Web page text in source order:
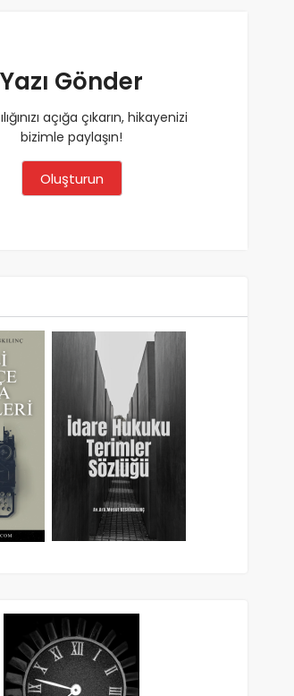
Yazı Gönder
açığa çıkarın, hikayenizi
bizimle paylaşın!
Oluşturun